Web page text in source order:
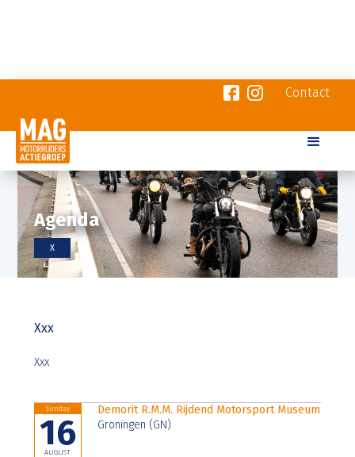
Contact
Agenda
X
Xxx
Xxx
Sunday
16
AUGUST
Demorit R.M.M. Rijdend Motorsport Museum
Groningen (GN)